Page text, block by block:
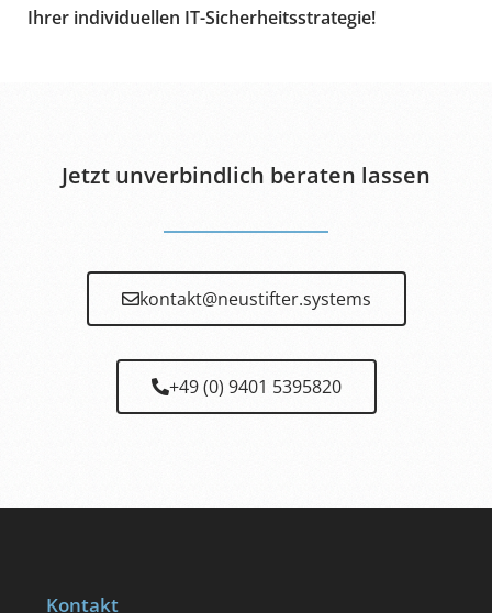
Ihrer individuellen IT-Sicherheitsstrategie!
Jetzt unverbindlich beraten lassen
kontakt@neustifter.systems
+49 (0) 9401 5395820
Kontakt